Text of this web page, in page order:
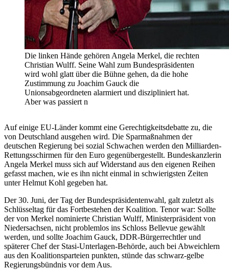
Die linken Hände gehören Angela Merkel, die rechten
Christian Wulff. Seine Wahl zum Bundespräsidenten
wird wohl glatt über die Bühne gehen, da die hohe
Zustimmung zu Joachim Gauck die
Unionsabgeordneten alarmiert und diszipliniert hat.
Aber was passiert n
Auf einige EU-Länder kommt eine Gerechtigkeitsdebatte zu, die
von Deutschland ausgehen wird. Die Sparmaßnahmen der
deutschen Regierung bei sozial Schwachen werden den Milliarden-
Rettungsschirmen für den Euro gegenübergestellt. Bundeskanzlerin
Angela Merkel muss sich auf Widerstand aus den eigenen Reihen
gefasst machen, wie es ihn nicht einmal in schwierigsten Zeiten
unter Helmut Kohl gegeben hat.
Der 30. Juni, der Tag der Bundespräsidentenwahl, galt zuletzt als
Schlüsseltag für das Fortbestehen der Koalition. Tenor war: Sollte
der von Merkel nominierte Christian Wulff, Ministerpräsident von
Niedersachsen, nicht problemlos ins Schloss Bellevue gewählt
werden, und sollte Joachim Gauck, DDR-Bürgerrechtler und
späterer Chef der Stasi-Unterlagen-Behörde, auch bei Abweichlern
aus den Koalitionsparteien punkten, stünde das schwarz-gelbe
Regierungsbündnis vor dem Aus.